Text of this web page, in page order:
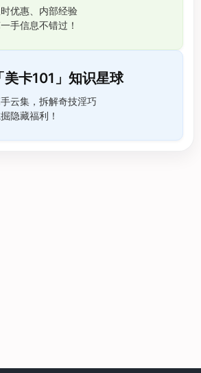
优惠、内部经验
手信息不错过！
「美卡101」知识星球
云集，拆解奇技淫巧
隐藏福利！